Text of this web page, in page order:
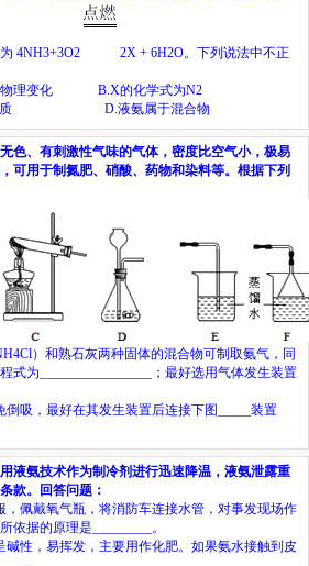
4NH3+3O2 2X + 6H2O。下列说法中不正
理变化 B.X的化学式为N2
D. 液氨属于混合物
色、有刺激性气味的气体，密度比空气小，极易
可用于制氮肥、硝酸、药物和染料等。根据下列
4Cl）和熟石灰两种固体的混合物可制取氨气，同
式为
；最好选用气体发生装置
倒吸，最好在其发生装置后连接下图
装置
液氨技术作为制冷剂进行迅速降温，液氨泄露重
款。回答问题：
，佩戴氧气瓶，将消防车连接水管，对事发现场作
依据的原理是
。
碱性，易挥发，主要用作化肥。如果氨水接触到皮